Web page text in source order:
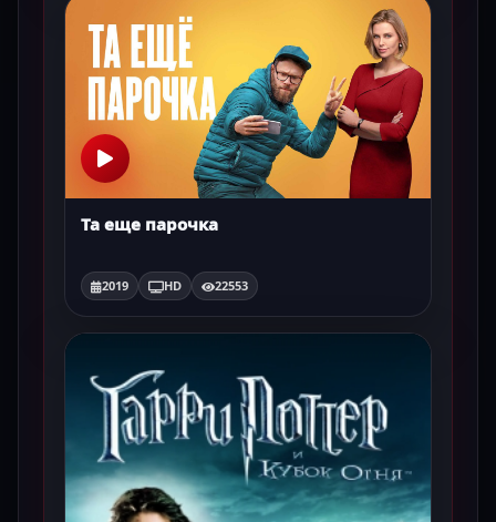
Та еще парочка
2019 HD 22553